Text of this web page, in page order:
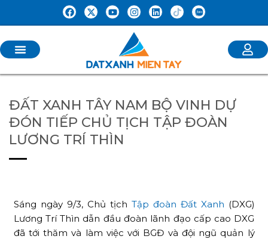
ĐẤT XANH TÂY NAM BỘ VINH DỰ
ĐÓN TIẾP CHỦ TỊCH TẬP ĐOÀN
LƯƠNG TRÍ THÌN
Sáng ngày 9/3, Chủ tịch Tập đoàn Đất Xanh (DXG)
Lương Trí Thìn dẫn đầu đoàn lãnh đạo cấp cao DXG
đã tới thăm và làm việc với BGĐ và đội ngũ quản lý